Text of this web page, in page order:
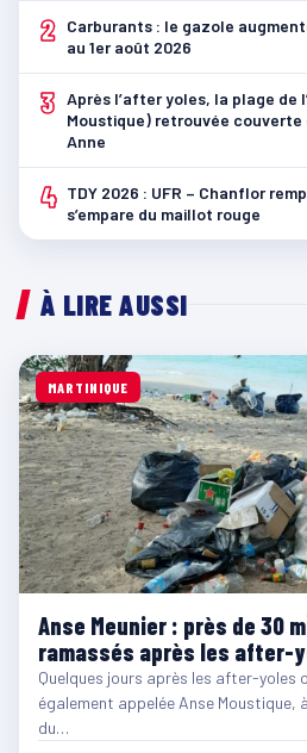
2
Carburants : le gazole
au 1er août 2026
3 Après l’after yoles, la plage de
Moustique) retrouvée
Anne
4 TDY 2026 : UFR – Chanflor
s’empare du maillot rouge
À LIRE AUSSI
MARTINIQUE
Anse Meunier : près de 30
ramassés après les after-
Quelques jours après les after-yoles
également appelée Anse Moustique,
du…